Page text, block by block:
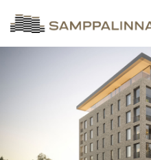
content